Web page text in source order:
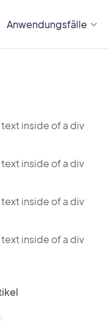
Anwendungsfälle
text inside of a div
text inside of a div
text inside of a div
text inside of a div